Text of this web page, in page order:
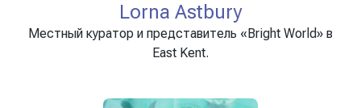
Lorna Astbury
Местный куратор и представитель «Bright World» в
East Kent.